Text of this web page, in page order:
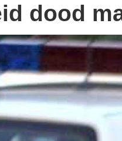
dood